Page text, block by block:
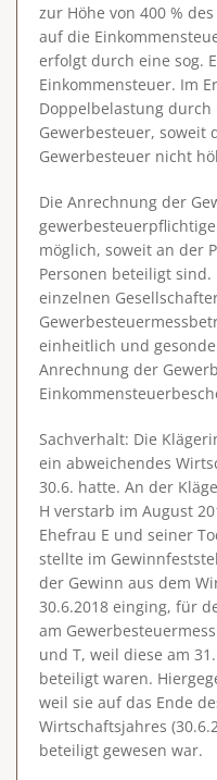
zur Höhe von 400 %
auf die
erfolgt durch eine sog.
Einkommensteuer. Im
Doppelbelastung durch
Gewerbesteuer, soweit
Gewerbesteuer nicht
Die Anrechnung der
möglich, soweit an der
Personen beteiligt
einzelnen
einheitlich und
Anrechnung der
Sachverhalt: Die
ein abweichendes
30.6. hatte. An der
H verstarb im August
Ehefrau E und seiner
stellte im
der Gewinn aus dem
30.6.2018 einging, für
am
und T, weil diese am
beteiligt waren.
weil sie auf das Ende
Wirtschaftsjahres
beteiligt gewesen war.